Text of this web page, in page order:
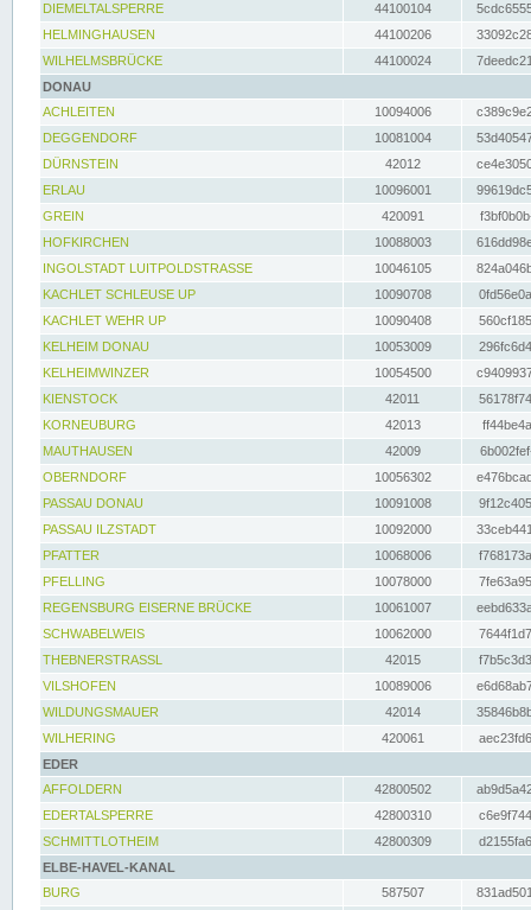
DIEMELTALSPERRE
44100104
HELMINGHAUSEN
44100206
WILHELMSBRÜCKE
44100024
DONAU
ACHLEITEN
10094006
DEGGENDORF
10081004
DÜRNSTEIN
42012
ERLAU
10096001
GREIN
420091
HOFKIRCHEN
10088003
INGOLSTADT LUITPOLDSTRASSE
10046105
KACHLET SCHLEUSE UP
10090708
KACHLET WEHR UP
10090408
KELHEIM DONAU
10053009
KELHEIMWINZER
10054500
KIENSTOCK
42011
KORNEUBURG
42013
MAUTHAUSEN
42009
OBERNDORF
10056302
PASSAU DONAU
10091008
PASSAU ILZSTADT
10092000
PFATTER
10068006
PFELLING
10078000
REGENSBURG EISERNE BRÜCKE
10061007
SCHWABELWEIS
10062000
THEBNERSTRASSL
42015
VILSHOFEN
10089006
WILDUNGSMAUER
42014
WILHERING
420061
EDER
AFFOLDERN
42800502
EDERTALSPERRE
42800310
SCHMITTLOTHEIM
42800309
ELBE-HAVEL-KANAL
BURG
587507